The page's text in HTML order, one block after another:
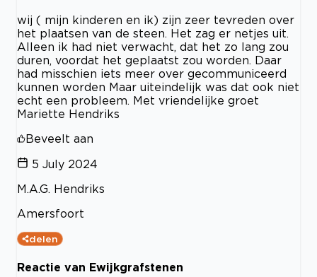
wij ( mijn kinderen en ik) zijn zeer tevreden over
het plaatsen van de steen. Het zag er netjes uit.
Alleen ik had niet verwacht, dat het zo lang zou
duren, voordat het geplaatst zou worden. Daar
had misschien iets meer over gecommuniceerd
kunnen worden Maar uiteindelijk was dat ook niet
echt een probleem. Met vriendelijke groet
Mariette Hendriks
Beveelt aan
5 July 2024
M.A.G. Hendriks
Amersfoort
delen
Reactie van Ewijkgrafstenen